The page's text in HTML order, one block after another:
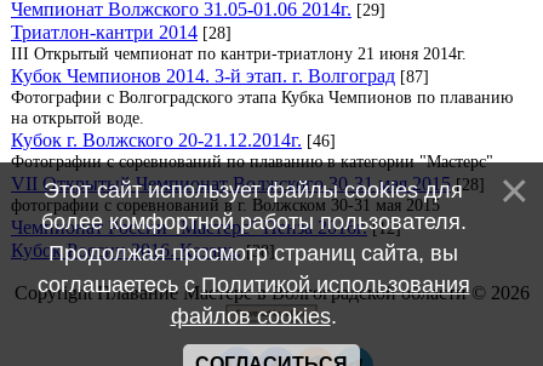
Чемпионат Волжского 31.05-01.06 2014г. [29]
Триатлон-кантри 2014 [28]
III Открытый чемпионат по кантри-триатлону 21 июня 2014г.
Кубок Чемпионов 2014. 3-й этап. г. Волгоград [87]
Фотографии с Волгоградского этапа Кубка Чемпионов по плаванию
на открытой воде.
Кубок г. Волжского 20-21.12.2014г. [46]
Фотографии с соревнований по плаванию в категории "Мастерс"
VII Открытый Чемпионат Волжского 30-31 мая 2015 [28]
фотографии с соревнований в г. Волжском 30-31 мая 2015
Чемпионат России "Мастерс" Пенза 2016г. [12]
Кубок России 2016. Казань. [38]
Copyright Плавание Мастерс в Волгоградской области © 2026
Этот сайт использует файлы cookies для
более комфортной работы пользователя.
Продолжая просмотр страниц сайта, вы
соглашаетесь сПолитикой использования
файлов cookies.